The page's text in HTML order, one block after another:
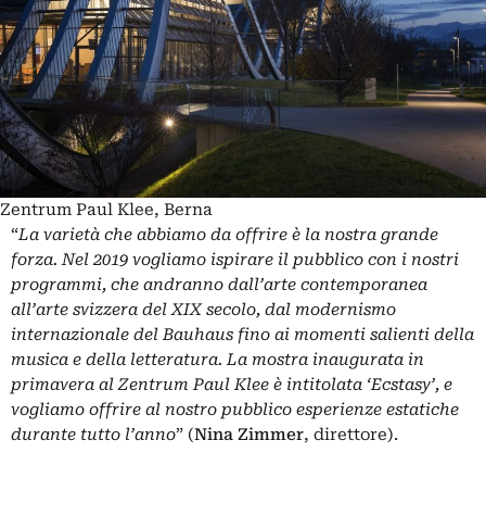
Zentrum Paul Klee, Berna
“La varietà che abbiamo da offrire è la nostra grande
forza. Nel 2019 vogliamo ispirare il pubblico con i nostri
programmi, che andranno dall’arte contemporanea
all’arte svizzera del XIX secolo, dal modernismo
internazionale del Bauhaus fino ai momenti salienti della
musica e della letteratura. La mostra inaugurata in
primavera al Zentrum Paul Klee è intitolata ‘Ecstasy’, e
vogliamo offrire al nostro pubblico esperienze estatiche
durante tutto l’anno” (Nina Zimmer, direttore).